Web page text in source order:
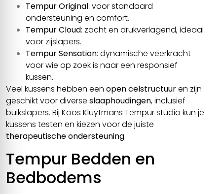
Tempur Original: voor standaard
ondersteuning en comfort.
Tempur Cloud: zacht en drukverlagend, ideaal
voor zijslapers.
Tempur Sensation: dynamische veerkracht
voor wie op zoek is naar een responsief
kussen.
Veel kussens hebben een open celstructuuren zijn
geschikt voor diverse slaaphoudingen, inclusief
buikslapers. Bij Koos Kluytmans Tempur studio kun je
kussens testen en kiezen voor de juiste
therapeutische ondersteuning.
Tempur Bedden en
Bedbodems